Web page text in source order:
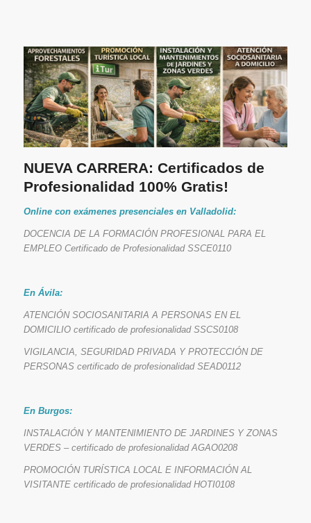
NUEVA CARRERA: Certificados de
Profesionalidad 100% Gratis!
Online con exámenes presenciales en Valladolid:
DOCENCIA DE LA FORMACIÓN PROFESIONAL PARA EL
EMPLEO Certificado de Profesionalidad SSCE0110
En Ávila:
ATENCIÓN SOCIOSANITARIA A PERSONAS EN EL
DOMICILIO certificado de profesionalidad SSCS0108
VIGILANCIA, SEGURIDAD PRIVADA Y PROTECCIÓN DE
PERSONAS certificado de profesionalidad SEAD0112
En Burgos:
INSTALACIÓN Y MANTENIMIENTO DE JARDINES Y ZONAS
VERDES – certificado de profesionalidad AGAO0208
PROMOCIÓN TURÍSTICA LOCAL E INFORMACIÓN AL
VISITANTE certificado de profesionalidad HOTI0108